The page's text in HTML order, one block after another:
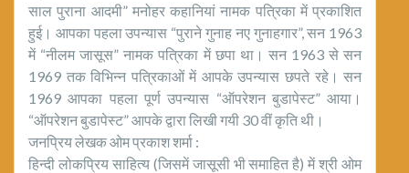
साल पुराना आदमी” मनोहर कहानियां नामक पत्रिका में प्रकाशित
हुई। आपका पहला उपन्यास “पुराने गुनाह नए गुनाहगार”, सन 1963
में “नीलम जासूस” नामक पत्रिका में छपा था। सन 1963 से सन
1969 तक विभिन्न पत्रिकाओं में आपके उपन्यास छपते रहे। सन
1969 आपका पहला पूर्ण उपन्यास “ऑपरेशन बुडापेस्ट” आया।
“ऑपरेशन बुडापेस्ट” आपके द्वारा लिखी गयी 30 वीं कृति थी।
जनप्रिय लेखक ओम प्रकाश शर्मा :
हिन्दी लोकप्रिय साहित्य (जिसमें जासूसी भी समाहित है) में श्री ओम